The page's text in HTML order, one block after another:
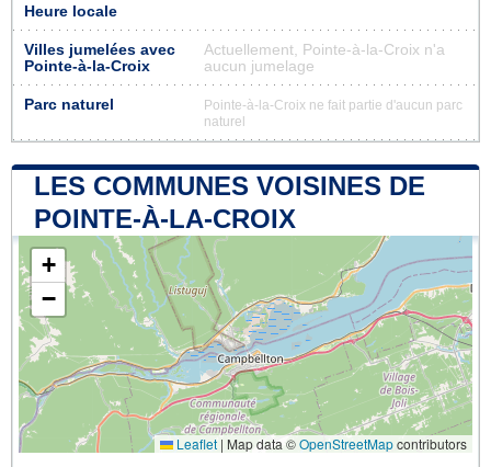
Heure locale
Villes jumelées avec
Pointe-à-la-Croix
Actuellement, Pointe-à-la-Croix n'a
aucun jumelage
Parc naturel
Pointe-à-la-Croix ne fait partie d'aucun parc
naturel
LES COMMUNES VOISINES DE
POINTE-À-LA-CROIX
+
−
Leaflet | Map data ©OpenStreetMapcontributors